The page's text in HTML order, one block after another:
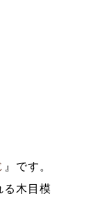
』です。
木目模